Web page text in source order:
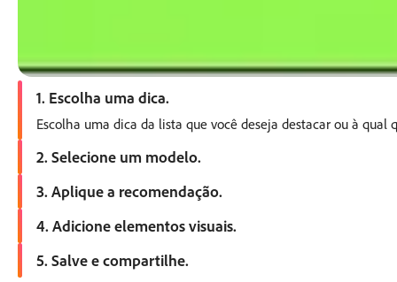
1. Escolha uma dica.
Escolha uma dica da lista que você deseja destacar ou à qual
2. Selecione um modelo.
Escolha um modelo nesta página ou abra o Adobe Express e
3. Aplique a recomendação.
Use a dica para orientar a criação do seu conteúdo. Você
4. Adicione elementos visuais.
Inclua ícones, ilustrações ou planos de fundo seguindo a
5. Salve e compartilhe.